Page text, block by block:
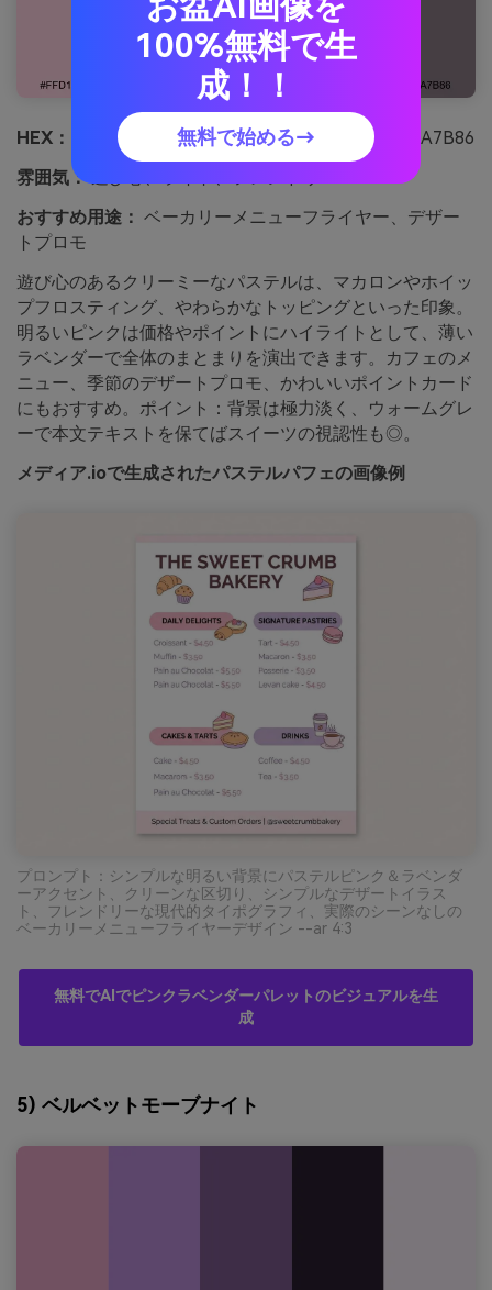
HEX：
#FFD1E1 #E6C8FF #C9B5D8 #FFF7FB #8A7B86
雰囲気：遊び心、ライト、フレンドリー
おすすめ用途： ベーカリーメニューフライヤー、デザー
トプロモ
遊び心のあるクリーミーなパステルは、マカロンやホイッ
プフロスティング、やわらかなトッピングといった印象。
明るいピンクは価格やポイントにハイライトとして、薄い
ラベンダーで全体のまとまりを演出できます。カフェのメ
ニュー、季節のデザートプロモ、かわいいポイントカード
にもおすすめ。ポイント：背景は極力淡く、ウォームグレ
ーで本文テキストを保てばスイーツの視認性も◎。
メディア.ioで生成されたパステルパフェの画像例
プロンプト：シンプルな明るい背景にパステルピンク＆ラベンダ
ーアクセント、クリーンな区切り、シンプルなデザートイラス
ト、フレンドリーな現代的タイポグラフィ、実際のシーンなしの
ベーカリーメニューフライヤーデザイン --ar 4:3
無料でAIでピンクラベンダーパレットのビジュアルを生
成
5) ベルベットモーブナイト
100%無料で生
成！！
無料で始める→